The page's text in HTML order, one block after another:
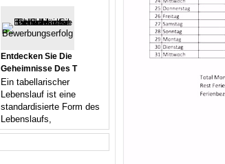
Entdecken Sie Die
Geheimnisse Des T
Ein tabellarischer
Lebenslauf ist eine
standardisierte Form des
Lebenslaufs,